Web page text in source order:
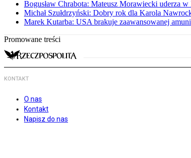
Bogusław Chrabota: Mateusz Morawiecki uderza
Michał Szułdrzyński: Dobry rok dla Karola
Marek Kutarba: USA brakuje zaawansowanej
Promowane treści
KONTAKT
O nas
Kontakt
Napisz do nas